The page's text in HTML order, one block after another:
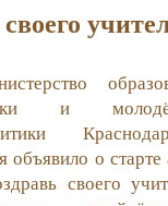
и
объявило о старте
своего